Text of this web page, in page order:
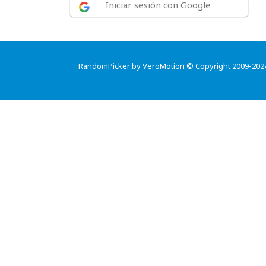
Iniciar sesión con Google
RandomPicker by VeroMotion © Copyright 2009-